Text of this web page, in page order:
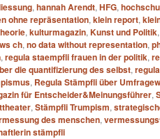
, hannah Arendt, HFG,
ohne repräsentation, klein report,
, kulturmagazin, Kunst und Politik,
ch, no data without representation,
, regula staempfli frauen in der politik,
die quantifizierung des selbst,
, Regula Stämpfli über
für Entscheider&Meinungsführer,
, Stämpfli Trumpism,
des menschen,
stämpfli